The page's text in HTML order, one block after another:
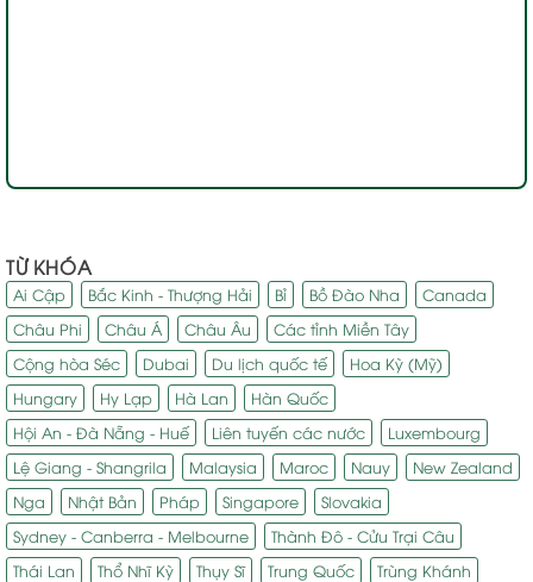
TỪ KHÓA
Ai Cập Bắc Kinh - Thượng Hải Bỉ Bồ Đào Nha
Canada
Châu Phi
Châu Á Châu Âu
Các tỉnh Miền Tây
Cộng hòa Séc
Dubai Du lịch quốc tế
Hoa Kỳ (Mỹ)
Hungary
Hy Lạp Hà Lan
Hàn Quốc
Hội An - Đà Nẵng - Huế
Liên tuyến các nước
Luxembourg
Lệ Giang - Shangrila
Malaysia Maroc Nauy
New Zealand
Nga
Nhật Bản Pháp Singapore
Slovakia
Sydney - Canberra - Melbourne
Thành Đô - Cửu Trại Câu
Thái Lan
Thổ Nhĩ Kỳ Thụy Sĩ Trung Quốc
Trùng Khánh